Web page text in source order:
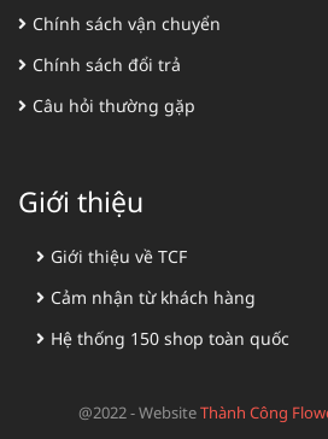
Chính sách vận chuyển
Chính sách đổi trả
Câu hỏi thường gặp
Giới thiệu
Giới thiệu về TCF
Cảm nhận từ khách hàng
Hệ thống 150 shop toàn quốc
@2022 - WebsiteThành Công